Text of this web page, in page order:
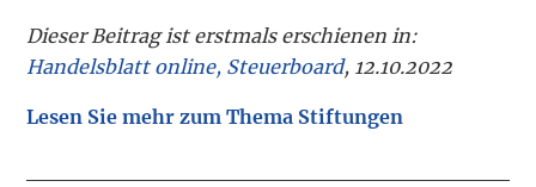
Dieser Beitrag ist erstmals erschienen in:
Handelsblatt online, Steuerboard, 12.10.2022
Lesen Sie mehr zum Thema Stiftungen